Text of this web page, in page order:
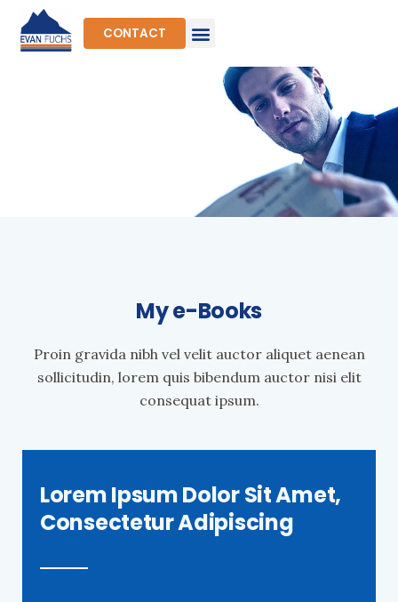
content
CONTACT
My e-Books
Proin gravida nibh vel velit auctor aliquet aenean
sollicitudin, lorem quis bibendum auctor nisi elit
consequat ipsum.
Lorem Ipsum Dolor Sit Amet,
Consectetur Adipiscing